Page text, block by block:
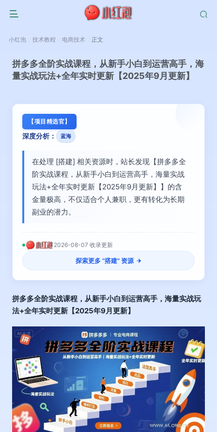
小红泡 技术教程 电商技术 正文
拼多多全阶实战课程，从新手小白到运营高手，海
量实战玩法+全年实时更新【2025年9月更新】
【项目精选官】
深度分析： 蓝海
在处理 [搭建] 相关资源时，站长发现【拼多多全
阶实战课程，从新手小白到运营高手，海量实战
玩法+全年实时更新【2025年9月更新】】的含
金量极高，不仅适合个人兼职，更有转化为长期
副业的潜力。
2026-08-07 收录更新
探索更多 "搭建" 资源
拼多多全阶实战课程，从新手小白到运营高手，海量实战玩
法+全年实时更新【2025年9月更新】